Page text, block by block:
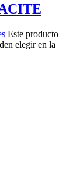
Este producto
elegir en la